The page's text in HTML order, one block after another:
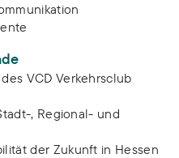
VCD Verkehrsclub
, Regional- und
der Zukunft in Hessen